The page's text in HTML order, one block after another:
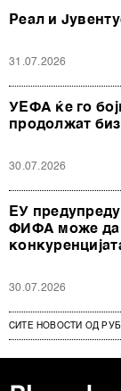
Реал и
31.07.2026
УЕФА ќе го
продолжат
30.07.2026
ЕУ
ФИФА може да
30.07.2026
СИТЕ НОВОСТИ ОД